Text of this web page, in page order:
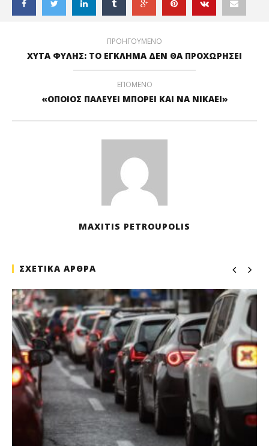
ΠΡΟΗΓΟΥΜΕΝΟ
ΧΥΤΑ ΦΥΛΗΣ: ΤΟ ΕΓΚΛΗΜΑ ΔΕΝ ΘΑ ΠΡΟΧΩΡΗΣΕΙ
ΕΠΟΜΕΝΟ
«ΟΠΟΙΟΣ ΠΑΛΕΥΕΙ ΜΠΟΡΕΙ ΚΑΙ ΝΑ ΝΙΚΑΕΙ»
MAXITIS PETROUPOLIS
ΣΧΕΤΙΚΑ ΑΡΘΡΑ